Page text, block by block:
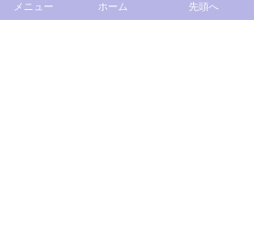
対面カウンセリングのご
メニュー ホーム 先頭へ